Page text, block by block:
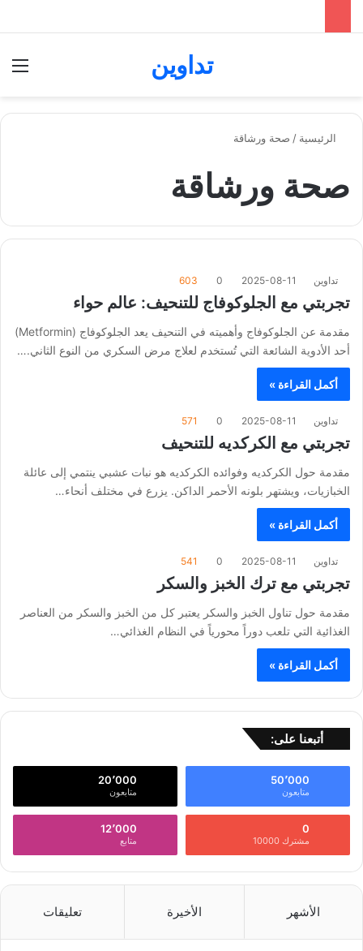
تداوين
الرئيسية / صحة ورشاقة
صحة ورشاقة
تداوين 2025-08-11
0
603
تجربتي مع الجلوكوفاج للتنحيف: عالم حواء
مقدمة عن الجلوكوفاج وأهميته في التنحيف يعد الجلوكوفاج (Metformin)
أحد الأدوية الشائعة التي تُستخدم لعلاج مرض السكري من النوع الثاني.…
أكمل القراءة »
تداوين 2025-08-11
0
571
تجربتي مع الكركديه للتنحيف
مقدمة حول الكركديه وفوائده الكركديه هو نبات عشبي ينتمي إلى عائلة
الخبازيات، ويشتهر بلونه الأحمر الداكن. يزرع في مختلف أنحاء…
أكمل القراءة »
تداوين 2025-08-11
0
541
تجربتي مع ترك الخبز والسكر
مقدمة حول تناول الخبز والسكر يعتبر كل من الخبز والسكر من العناصر
الغذائية التي تلعب دوراً محورياً في النظام الغذائي…
أكمل القراءة »
أتبعنا على:
50٬000
متابعون
20٬000
متابعون
0
مشترك 10000
12٬000
متابع
الأشهر الأخيرة تعليقات